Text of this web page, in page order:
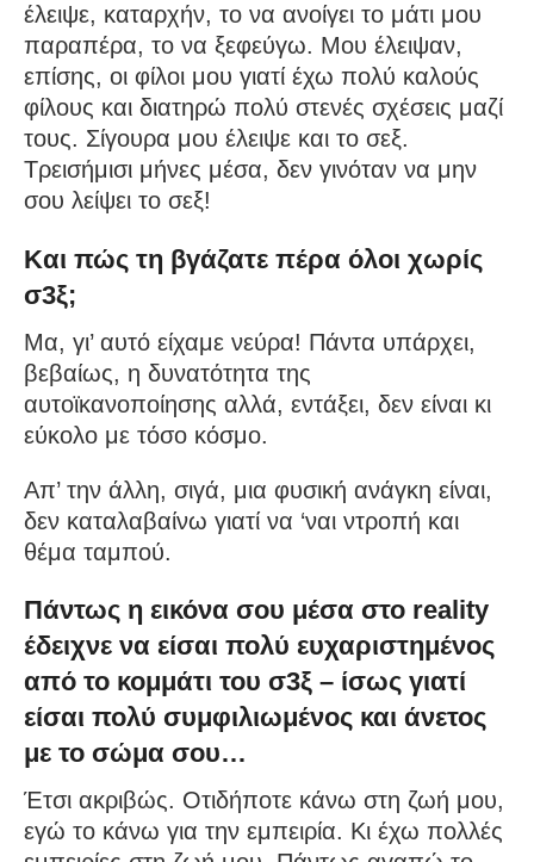
έλειψε, καταρχήν, το να ανοίγει το μάτι μου
παραπέρα, το να ξεφεύγω. Μου έλειψαν,
επίσης, οι φίλοι μου γιατί έχω πολύ καλούς
φίλους και διατηρώ πολύ στενές σχέσεις μαζί
τους. Σίγουρα μου έλειψε και το σεξ.
Τρεισήμισι μήνες μέσα, δεν γινόταν να μην
σου λείψει το σεξ!
Και πώς τη βγάζατε πέρα όλοι χωρίς
σ3ξ;
Μα, γι’ αυτό είχαμε νεύρα! Πάντα υπάρχει,
βεβαίως, η δυνατότητα της
αυτοϊκανοποίησης αλλά, εντάξει, δεν είναι κι
εύκολο με τόσο κόσμο.
Απ’ την άλλη, σιγά, μια φυσική ανάγκη είναι,
δεν καταλαβαίνω γιατί να ‘ναι ντροπή και
θέμα ταμπού.
Πάντως η εικόνα σου μέσα στο reality
έδειχνε να είσαι πολύ ευχαριστημένος
από το κομμάτι του σ3ξ – ίσως γιατί
είσαι πολύ συμφιλιωμένος και άνετος
με το σώμα σου…
Έτσι ακριβώς. Οτιδήποτε κάνω στη ζωή μου,
εγώ το κάνω για την εμπειρία. Κι έχω πολλές